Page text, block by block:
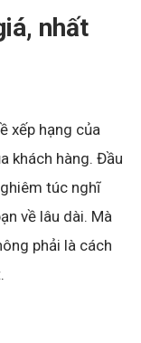
nhất
xếp hạng của
khách hàng. Đầu
túc nghĩ
về lâu dài. Mà
phải là cách